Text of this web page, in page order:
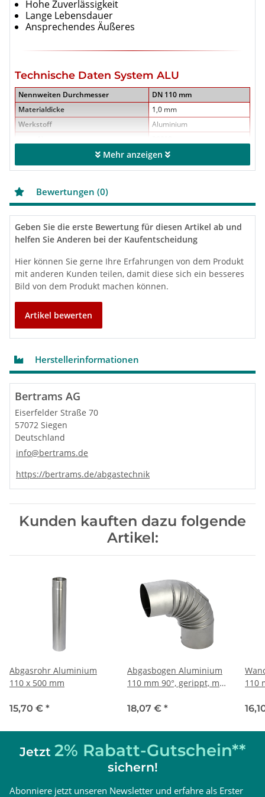
Hohe Zuverlässigkeit
Lange Lebensdauer
Ansprechendes Äußeres
Technische Daten System ALU
Nennweiten Durchmesser
DN 110 mm
Materialdicke
1,0 mm
Werkstoff
Aluminium
nein
Betriebsweise
Trocken / Unterdruck
Klassifizierung nach EN 1856-2 und
DIN 1298
O(200)
Mehr anzeigen
Bewertungen (0)
Geben Sie die erste Bewertung für diesen Artikel ab und
helfen Sie Anderen bei der Kaufentscheidung
Hier können Sie gerne Ihre Erfahrungen von dem Produkt
mit anderen Kunden teilen, damit diese sich ein besseres
Bild von dem Produkt machen können.
Artikel bewerten
Herstellerinformationen
Bertrams AG
Eiserfelder Straße 70
57072 Siegen
Deutschland
info@bertrams.de
https://bertrams.de/abgastechnik
Kunden kauften dazu folgende
Artikel:
Abgasrohr Aluminium
110 x 500 mm
15,70 € *
Abgasbogen Aluminium
110 mm 90°, gerippt, mit
18,07 € *
110
Jetzt 2% Rabatt-Gutschein**
sichern!
Abonniere jetzt unseren Newsletter und erfahre als Erster